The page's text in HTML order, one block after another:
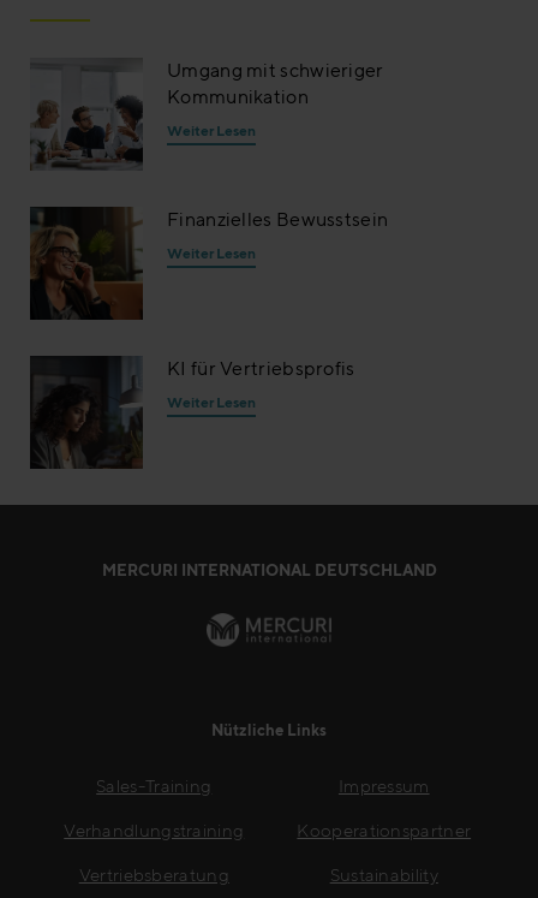
Umgang mit schwieriger
Kommunikation
Weiter Lesen
Finanzielles Bewusstsein
Weiter Lesen
KI für Vertriebsprofis
Weiter Lesen
MERCURI INTERNATIONAL DEUTSCHLAND
Nützliche Links
Sales-Training
Verhandlungstraining
Vertriebsberatung
Impressum
Kooperationspartner
Sustainability